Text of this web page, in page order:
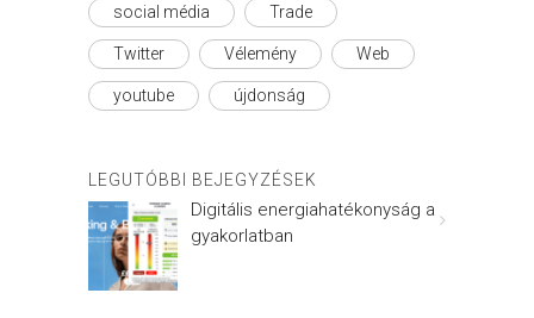
social média Trade
Twitter Vélemény Web
youtube újdonság
LEGUTÓBBI BEJEGYZÉSEK
Digitális energiahatékonyság a
gyakorlatban